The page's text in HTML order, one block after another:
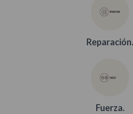
Reparación.
Fuerza.